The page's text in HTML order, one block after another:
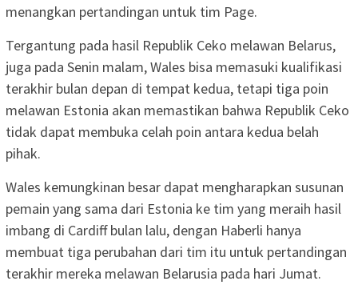
menangkan pertandingan untuk tim Page.
Tergantung pada hasil Republik Ceko melawan Belarus,
juga pada Senin malam, Wales bisa memasuki kualifikasi
terakhir bulan depan di tempat kedua, tetapi tiga poin
melawan Estonia akan memastikan bahwa Republik Ceko
tidak dapat membuka celah poin antara kedua belah
pihak.
Wales kemungkinan besar dapat mengharapkan susunan
pemain yang sama dari Estonia ke tim yang meraih hasil
imbang di Cardiff bulan lalu, dengan Haberli hanya
membuat tiga perubahan dari tim itu untuk pertandingan
terakhir mereka melawan Belarusia pada hari Jumat.